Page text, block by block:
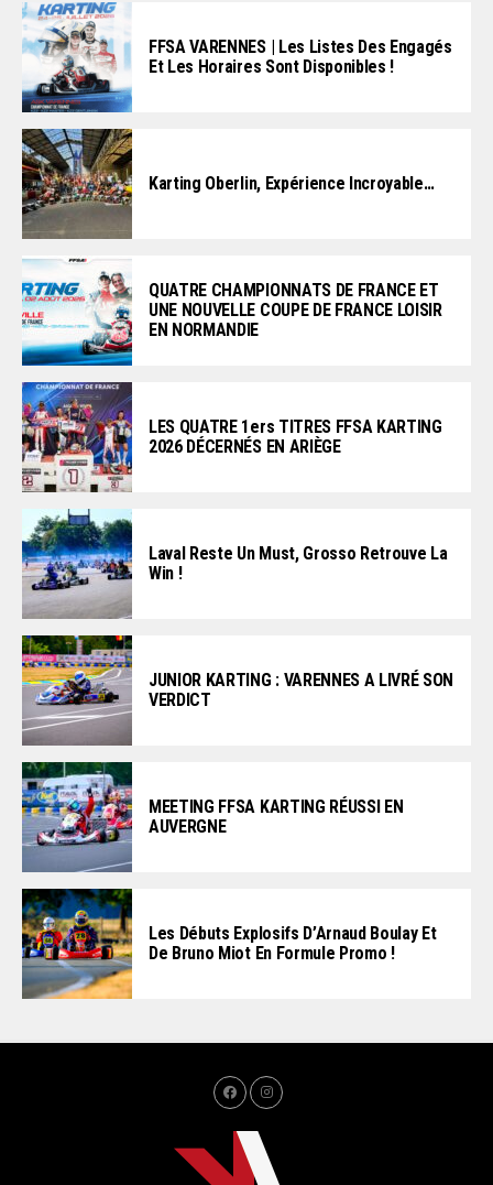
FFSA VARENNES | Les Listes Des Engagés
Et Les Horaires Sont Disponibles !
Karting Oberlin, Expérience Incroyable…
QUATRE CHAMPIONNATS DE FRANCE ET
UNE NOUVELLE COUPE DE FRANCE LOISIR
EN NORMANDIE
LES QUATRE 1ers TITRES FFSA KARTING
2026 DÉCERNÉS EN ARIÈGE
Laval Reste Un Must, Grosso Retrouve La
Win !
JUNIOR KARTING : VARENNES A LIVRÉ SON
VERDICT
MEETING FFSA KARTING RÉUSSI EN
AUVERGNE
Les Débuts Explosifs D’Arnaud Boulay Et
De Bruno Miot En Formule Promo !